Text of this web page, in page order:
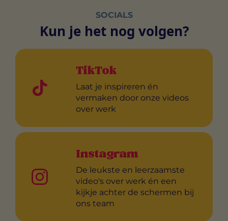
SOCIALS
Kun je het nog volgen?
TikTok
Laat je inspireren én
vermaken door onze videos
over werk
Instagram
De leukste en leerzaamste
video's over werk én een
kijkje achter de schermen bij
ons team